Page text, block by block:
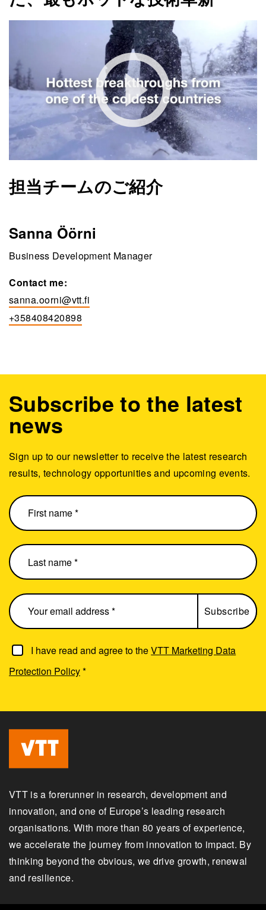
担当チームのご紹介
Sanna Öörni
Business Development Manager
Contact me:
sanna.oorni@vtt.fi
+358408420898
I have read and agree to theVTT Marketing Data
Protection Policy*
Subscribe to the latest
news
Sign up to our newsletter to receive the latest research
results, technology opportunities and upcoming events.
VTT is a forerunner in research, development and
innovation, and one of Europe’s leading research
organisations. With more than 80 years of experience,
we accelerate the journey from innovation to impact. By
thinking beyond the obvious, we drive growth, renewal
and resilience.